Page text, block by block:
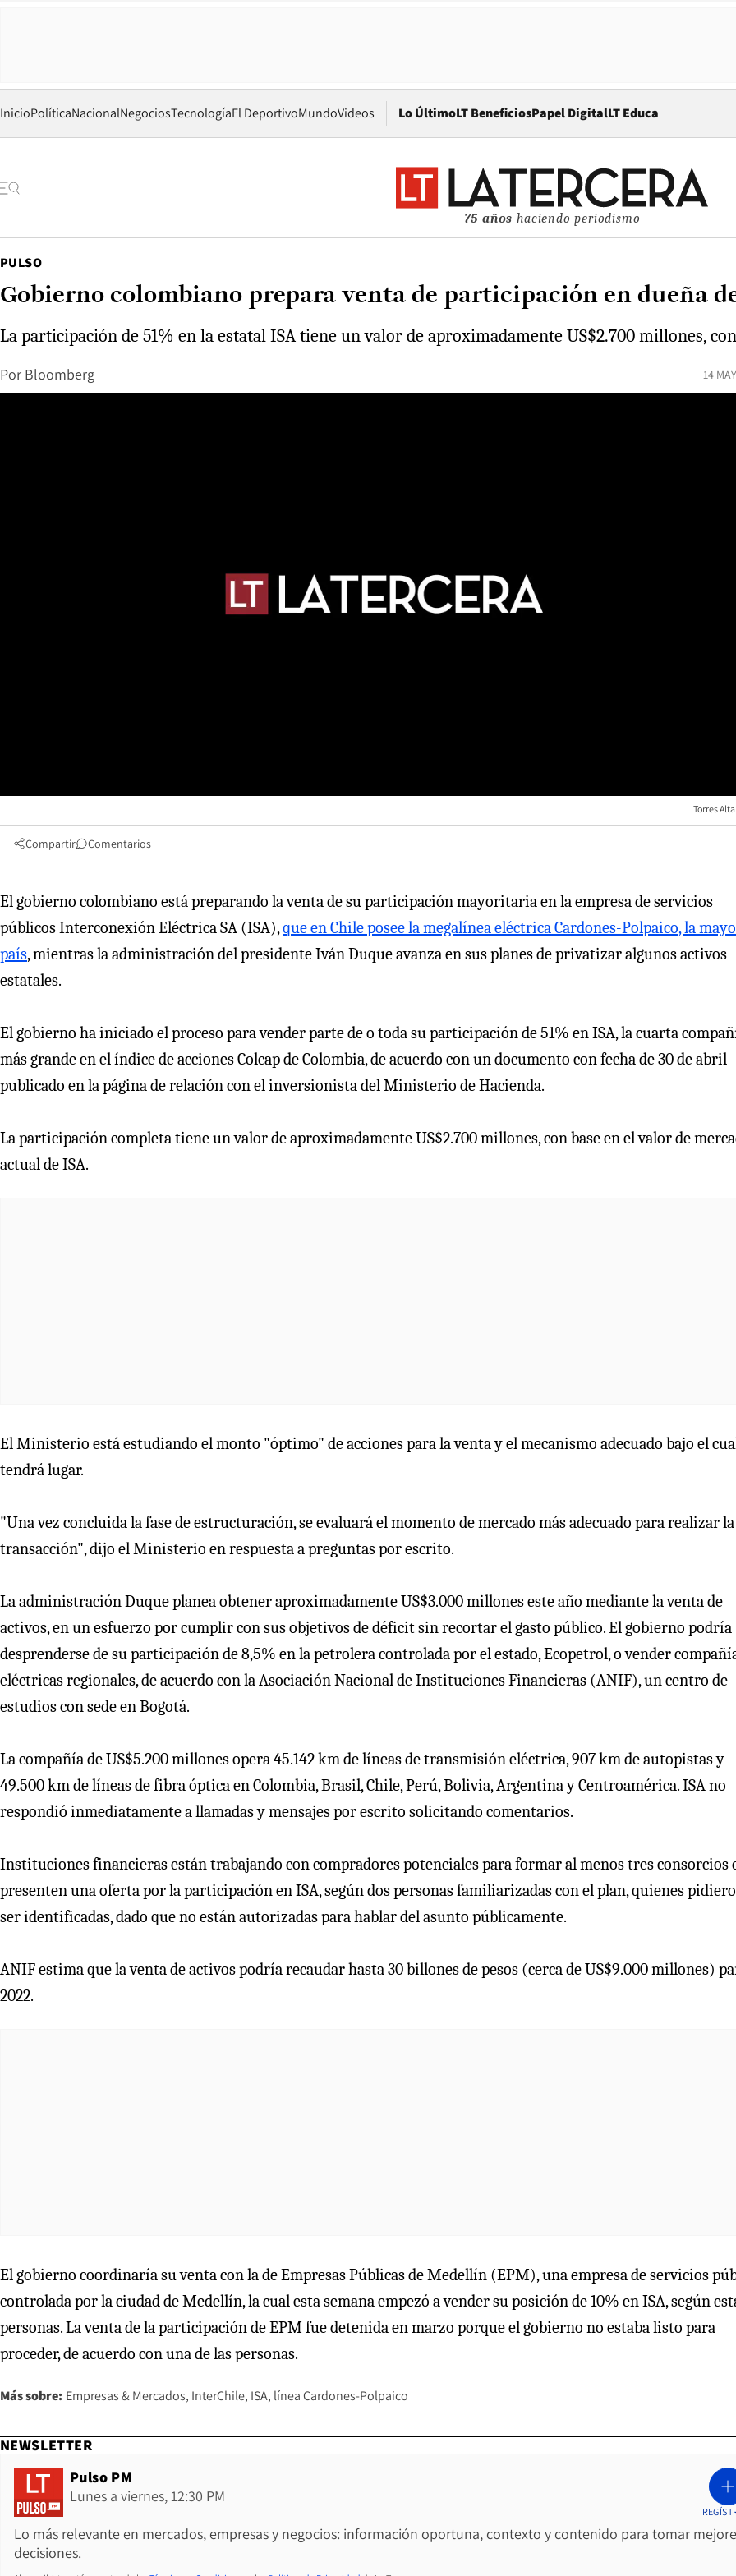
InicioPolíticaNacionalNegociosTecnologíaEl DeportivoMundoVideos Lo ÚltimoLT BeneficiosPapel DigitalOpens in new window
LT Educa
75 años haciendo periodismo
PULSO
Gobierno colombiano prepara venta de participación en dueña
La participación de 51% en la estatal ISA tiene un valor de aproximadamente US$2.700 millones,
Por Bloomberg 14
Torres
Compartir Comentarios
El gobierno colombiano está preparando la venta de su participación mayoritaria en la empresa de servicios
públicos Interconexión Eléctrica SA (ISA),que en Chile posee la megalínea eléctrica Cardones-Polpaico, la
país, mientras la administración del presidente Iván Duque avanza en sus planes de privatizar algunos activos
estatales.
El gobierno ha iniciado el proceso para vender parte de o toda su participación de 51% en ISA, la cuarta
más grande en el índice de acciones Colcap de Colombia, de acuerdo con un documento con fecha de 30 de abril
publicado en la página de relación con el inversionista del Ministerio de Hacienda.
La participación completa tiene un valor de aproximadamente US$2.700 millones, con base en el valor de
actual de ISA.
El Ministerio está estudiando el monto "óptimo" de acciones para la venta y el mecanismo adecuado bajo el
tendrá lugar.
"Una vez concluida la fase de estructuración, se evaluará el momento de mercado más adecuado para realizar la
transacción", dijo el Ministerio en respuesta a preguntas por escrito.
La administración Duque planea obtener aproximadamente US$3.000 millones este año mediante la venta de
activos, en un esfuerzo por cumplir con sus objetivos de déficit sin recortar el gasto público. El gobierno podría
desprenderse de su participación de 8,5% en la petrolera controlada por el estado, Ecopetrol, o vender
eléctricas regionales, de acuerdo con la Asociación Nacional de Instituciones Financieras (ANIF), un centro de
estudios con sede en Bogotá.
La compañía de US$5.200 millones opera 45.142 km de líneas de transmisión eléctrica, 907 km de autopistas y
49.500 km de líneas de fibra óptica en Colombia, Brasil, Chile, Perú, Bolivia, Argentina y Centroamérica. ISA no
respondió inmediatamente a llamadas y mensajes por escrito solicitando comentarios.
Instituciones financieras están trabajando con compradores potenciales para formar al menos tres consorcios
presenten una oferta por la participación en ISA, según dos personas familiarizadas con el plan, quienes
ser identificadas, dado que no están autorizadas para hablar del asunto públicamente.
ANIF estima que la venta de activos podría recaudar hasta 30 billones de pesos (cerca de US$9.000 millones)
2022.
El gobierno coordinaría su venta con la de Empresas Públicas de Medellín (EPM), una empresa de servicios
controlada por la ciudad de Medellín, la cual esta semana empezó a vender su posición de 10% en ISA, según
personas. La venta de la participación de EPM fue detenida en marzo porque el gobierno no estaba listo para
proceder, de acuerdo con una de las personas.
Más sobre: Empresas & Mercados InterChile ISA línea Cardones-Polpaico
NEWSLETTER
Pulso PM
Lunes a viernes, 12:30 PM
Lo más relevante en mercados, empresas y negocios: información oportuna, contexto y contenido para tomar
decisiones.